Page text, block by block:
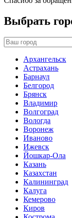
Выбрать
Архангельск
Астрахань
Барнаул
Белгород
Брянск
Владимир
Волгоград
Вологда
Воронеж
Иваново
Ижевск
Йошкар-Ола
Казань
Казахстан
Калининград
Калуга
Кемерово
Киров